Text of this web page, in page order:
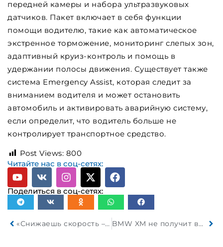
передней камеры и набора ультразвуковых
датчиков. Пакет включает в себя функции
помощи водителю, такие как автоматическое
экстренное торможение, мониторинг слепых зон,
адаптивный круиз-контроль и помощь в
удержании полосы движения. Существует также
система Emergency Assist, которая следит за
вниманием водителя и может остановить
автомобиль и активировать аварийную систему,
если определит, что водитель больше не
контролирует транспортное средство.
Post Views: 800
Читайте нас в соц-сетях:
Поделиться в соц-сетях:
«Снижаешь скорость – сохраняешь жизнь!» BMW XM не получит второго поколения